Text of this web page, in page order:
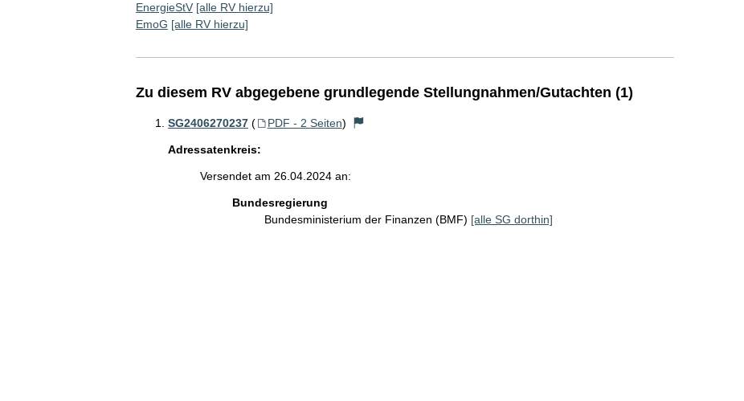
EnergieStV [alle RV hierzu]
EmoG [alle RV hierzu]
Zu diesem RV abgegebene grundlegende Stellungnahmen/Gutachten (1)
SG2406270237 ( PDF - 2 Seiten)
Adressatenkreis:
Versendet am 26.04.2024 an:
Bundesregierung
Bundesministerium der Finanzen (BMF) [alle SG dorthin]